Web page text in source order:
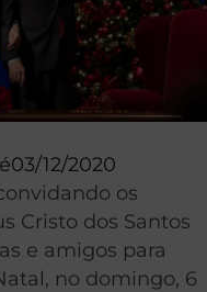
03/12/2020
os
Cristo dos Santos
e amigos para
no domingo, 6